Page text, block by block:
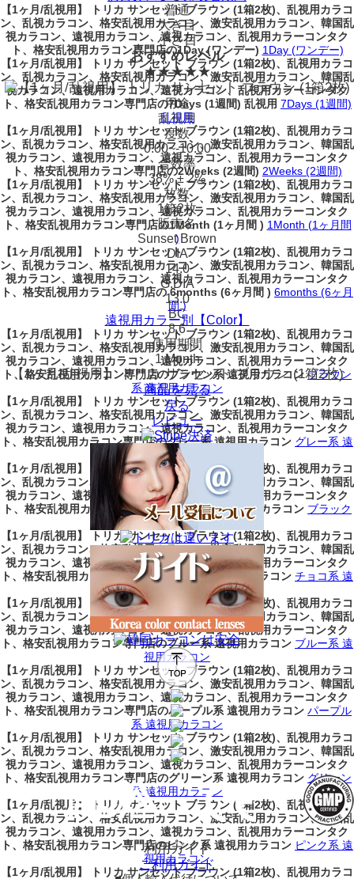
【1ヶ月/乱視用】 トリカ サンセット ブラウン (1箱2枚)、乱視用カラコ
ン、乱視カラコン、格安乱視用カラコン、激安乱視用カラコン、韓国乱
視カラコン、遠視用カラコン、遠視カラコン、乱視用カラーコンタク
ト、格安乱視用カラコン専門店の1Day (ワンデー) 1Day (ワンデー)
【1ヶ月/乱視用】 トリカ サンセット ブラウン (1箱2枚)、乱視用カラコ
ン、乱視カラコン、格安乱視用カラコン、激安乱視用カラコン、韓国乱
視カラコン、遠視用カラコン、遠視カラコン、乱視用カラーコンタク
ト、格安乱視用カラコン専門店の7Days (1週間) 乱視用 7Days (1週間)
乱視用
【1ヶ月/乱視用】 トリカ サンセット ブラウン (1箱2枚)、乱視用カラコ
ン、乱視カラコン、格安乱視用カラコン、激安乱視用カラコン、韓国乱
視カラコン、遠視用カラコン、遠視カラコン、乱視用カラーコンタク
ト、格安乱視用カラコン専門店の2Weeks (2週間) 2Weeks (2週間)
【1ヶ月/乱視用】 トリカ サンセット ブラウン (1箱2枚)、乱視用カラコ
ン、乱視カラコン、格安乱視用カラコン、激安乱視用カラコン、韓国乱
視カラコン、遠視用カラコン、遠視カラコン、乱視用カラーコンタク
ト、格安乱視用カラコン専門店の1Month (1ヶ月間 ) 1Month (1ヶ月間
)
【1ヶ月/乱視用】 トリカ サンセット ブラウン (1箱2枚)、乱視用カラコ
ン、乱視カラコン、格安乱視用カラコン、激安乱視用カラコン、韓国乱
視カラコン、遠視用カラコン、遠視カラコン、乱視用カラーコンタク
ト、格安乱視用カラコン専門店の 6months (6ヶ月間 ) 6months (6ヶ月
間 )
遠視用カラー別【Color】
【1ヶ月/乱視用】 トリカ サンセット ブラウン (1箱2枚)、乱視用カラコ
ン、乱視カラコン、格安乱視用カラコン、激安乱視用カラコン、韓国乱
視カラコン、遠視用カラコン、遠視カラコン、乱視用カラーコンタク
ト、格安乱視用カラコン専門店のブラウン系 遠視用カラコン ブラウン
系 遠視用カラコン
【1ヶ月/乱視用】 トリカ サンセット ブラウン (1箱2枚)、乱視用カラコ
ン、乱視カラコン、格安乱視用カラコン、激安乱視用カラコン、韓国乱
視カラコン、遠視用カラコン、遠視カラコン、乱視用カラーコンタク
ト、格安乱視用カラコン専門店のグレー系 遠視用カラコン グレー系 遠
視用カラコン
【1ヶ月/乱視用】 トリカ サンセット ブラウン (1箱2枚)、乱視用カラコ
ン、乱視カラコン、格安乱視用カラコン、激安乱視用カラコン、韓国乱
視カラコン、遠視用カラコン、遠視カラコン、乱視用カラーコンタク
ト、格安乱視用カラコン専門店のブラック系 遠視用カラコン ブラック
系 遠視用カラコン
【1ヶ月/乱視用】 トリカ サンセット ブラウン (1箱2枚)、乱視用カラコ
ン、乱視カラコン、格安乱視用カラコン、激安乱視用カラコン、韓国乱
視カラコン、遠視用カラコン、遠視カラコン、乱視用カラーコンタク
ト、格安乱視用カラコン専門店のチョコ系 遠視用カラコン チョコ系 遠
【1ヶ月/乱視用】 トリカ サンセット ブラウン (1箱2枚)、乱視用カラコ
ン、乱視カラコン、格安乱視用カラコン、激安乱視用カラコン、韓国乱
視カラコン、遠視用カラコン、遠視カラコン、乱視用カラーコンタク
ト、格安乱視用カラコン専門店のブルー系 遠視用カラコン ブルー系 遠
視用カラコン
【1ヶ月/乱視用】 トリカ サンセット ブラウン (1箱2枚)、乱視用カラコ
ン、乱視カラコン、格安乱視用カラコン、激安乱視用カラコン、韓国乱
視カラコン、遠視用カラコン、遠視カラコン、乱視用カラーコンタク
ト、格安乱視用カラコン専門店のパープル系 遠視用カラコン パープル
系 遠視用カラコン
【1ヶ月/乱視用】 トリカ サンセット ブラウン (1箱2枚)、乱視用カラコ
ン、乱視カラコン、格安乱視用カラコン、激安乱視用カラコン、韓国乱
視カラコン、遠視用カラコン、遠視カラコン、乱視用カラーコンタク
ト、格安乱視用カラコン専門店のグリーン系 遠視用カラコン グリーン
系 遠視用カラコン
【1ヶ月/乱視用】 トリカ サンセット ブラウン (1箱2枚)、乱視用カラコ
ン、乱視カラコン、格安乱視用カラコン、激安乱視用カラコン、韓国乱
視カラコン、遠視用カラコン、遠視カラコン、乱視用カラーコンタク
ト、格安乱視用カラコン専門店のピンク系 遠視用カラコン ピンク系 遠
視用カラコン
【1ヶ月/乱視用】 トリカ サンセット ブラウン (1箱2枚)、乱視用カラコ
普通
大き目
小さ目
おすすめレベル
★★★★★
用途
乱視用
度数
0.00~-10.00
合数率
38% ± 2%
枚数
1箱2枚
販売名
Sunset Brown
DIA
14.0
G.DIA
13.0
BC
8.6
使用期間
1 Month
【1ヶ月/乱視用】 トリカ サンセット ブラウン (1箱2枚)
商品を見る
戻る
レビュー
利用ガイド
ご利用ガイド